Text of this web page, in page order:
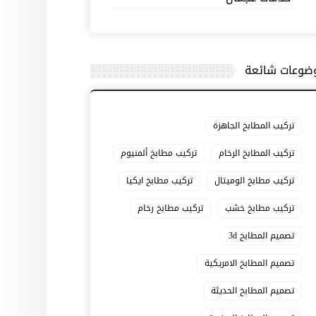
شائعة
تركيب المطابخ الجاهزة
تركيب المطابخ الرخام
تركيب مطابخ ألمنيوم
تركيب مطابخ الوميتال
تركيب مطابخ ايكيا
تركيب مطابخ خشب
تركيب مطابخ رخام
تصميم المطابخ 3d
تصميم المطابخ الامريكية
تصميم المطابخ الحديثة